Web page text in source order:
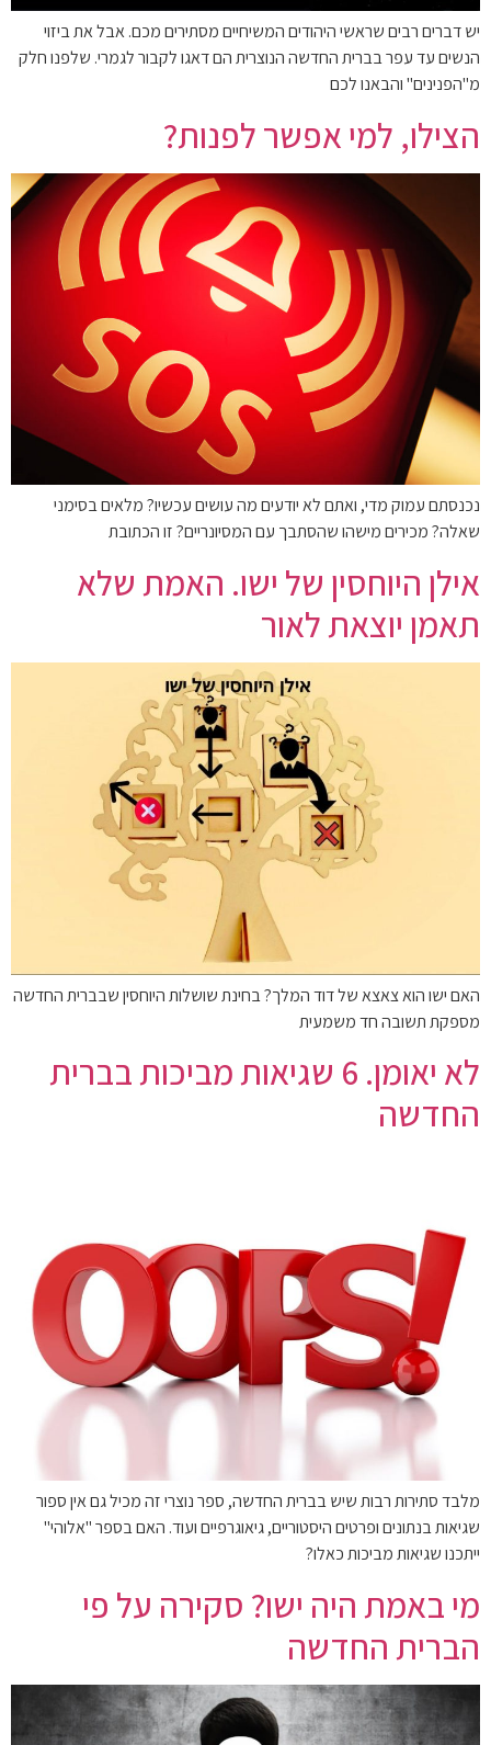
יש דברים רבים שראשי היהודים המשיחיים מסתירים מכם. אבל את ביזוי
הנשים עד עפר בברית החדשה הנוצרית הם דאגו לקבור לגמרי. שלפנו חלק
מ"הפנינים" והבאנו לכם
הצילו, למי אפשר לפנות?
נכנסתם עמוק מדי, ואתם לא יודעים מה עושים עכשיו? מלאים בסימני
שאלה? מכירים מישהו שהסתבך עם המסיונריים? זו הכתובת
אילן היוחסין של ישו. האמת שלא
תאמן יוצאת לאור
האם ישו הוא צאצא של דוד המלך? בחינת שושלות היוחסין שבברית החדשה
מספקת תשובה חד משמעית
לא יאומן. 6 שגיאות מביכות בברית
החדשה
מלבד סתירות רבות שיש בברית החדשה, ספר נוצרי זה מכיל גם אין ספור
שגיאות בנתונים ופרטים היסטוריים, גיאוגרפיים ועוד. האם בספר "אלוהי"
ייתכנו שגיאות מביכות כאלו?
מי באמת היה ישו? סקירה על פי
הברית החדשה